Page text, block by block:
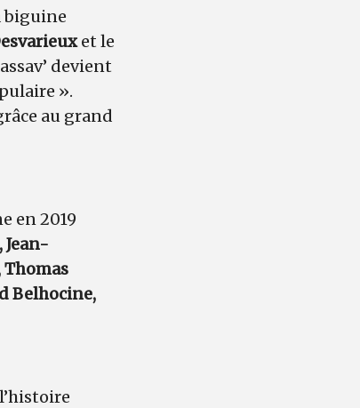
biguine
et le
devient
».
au grand
en 2019
Jean-
Thomas
Belhocine,